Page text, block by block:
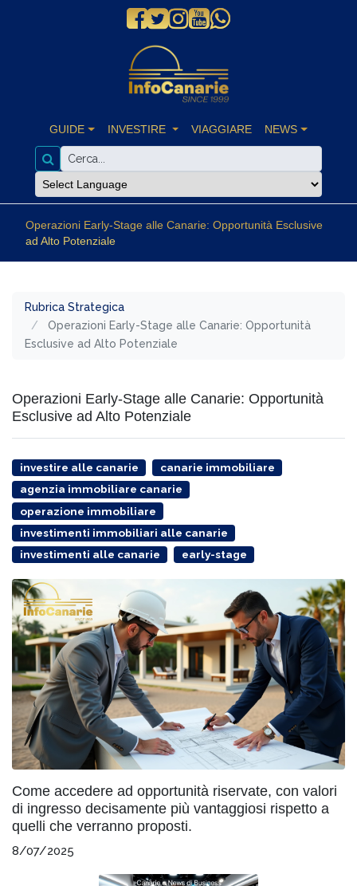
GUIDE INVESTIRE VIAGGIARE NEWS
Operazioni Early-Stage alle Canarie: Opportunità Esclusive
ad Alto Potenziale
Rubrica Strategica
Operazioni Early-Stage alle Canarie: Opportunità
Esclusive ad Alto Potenziale
Operazioni Early-Stage alle Canarie: Opportunità
Esclusive ad Alto Potenziale
investire alle canarie
canarie immobiliare
agenzia immobiliare canarie
operazione immobiliare
investimenti immobiliari alle canarie
investimenti alle canarie
early-stage
Come accedere ad opportunità riservate, con valori
di ingresso decisamente più vantaggiosi rispetto a
quelli che verranno proposti.
8/07/2025